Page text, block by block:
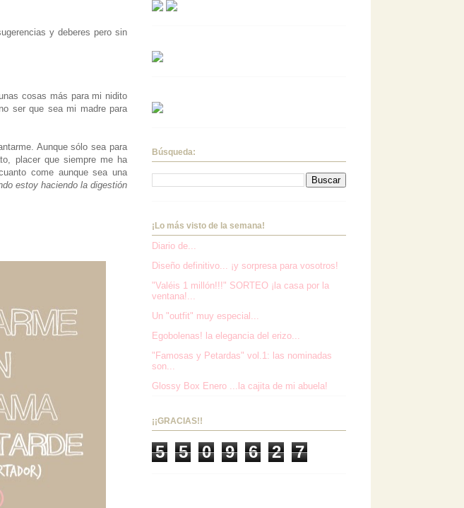
y deberes pero sin
cosas más para mi nidito
ser que sea mi madre para
Aunque sólo sea para
placer que siempre me ha
come aunque sea una
estoy haciendo la digestión
Búsqueda:
¡Lo más visto de la semana!
Diario de...
Diseño definitivo... ¡y sorpresa para vosotros!
"Valéis 1 millón!!!" SORTEO ¡la casa por la
ventana!...
Un "outfit" muy especial...
Egobolenas! la elegancia del erizo...
"Famosas y Petardas" vol.1: las nominadas
son...
Glossy Box Enero ...la cajita de mi abuela!
¡¡GRACIAS!!
5 5 0 9 6 2 7